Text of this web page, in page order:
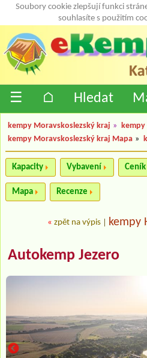
Soubory cookie zlepšují funkci
souhlasíte s použitím
☰ ⌂ Hledat
kempy Moravskoslezský kraj » kempy
kempy Moravskoslezský kraj Mapa »
Kapacity Vybavení
Mapa Recenze
« zpět na výpis kempy
Autokemp Jezero